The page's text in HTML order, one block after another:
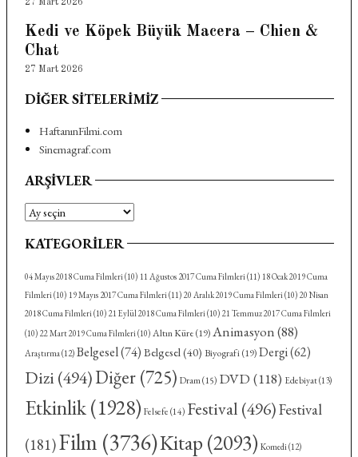
27 Mart 2026
Kedi ve Köpek Büyük Macera – Chien &
Chat
27 Mart 2026
DIĞER SITELERIMIZ
HaftanınFilmi.com
Sinemagraf.com
ARŞIVLER
Arşivler
KATEGORILER
04 Mayıs 2018 Cuma Filmleri(10) 11 Ağustos 2017 Cuma Filmleri(11) 18 Ocak 2019 Cuma
Filmleri(10) 19 Mayıs 2017 Cuma Filmleri(11) 20 Aralık 2019 Cuma Filmleri(10) 20 Nisan
2018 Cuma Filmleri(10) 21 Eylül 2018 Cuma Filmleri(10) 21 Temmuz 2017 Cuma Filmleri
(10) 22 Mart 2019 Cuma Filmleri(10) Altın Küre(19) Animasyon(88)
Araştırma(12) Belgesel(74) Belgesel(40) Biyografi(19) Dergi(62)
Dizi(494)Diğer(725) Dram (15) DVD (118) Edebiyat(13)
Etkinlik(1928) Felsefe (14) Festival (496)Festival
(181)Film (3736)Kitap (2093) Komedi(12)